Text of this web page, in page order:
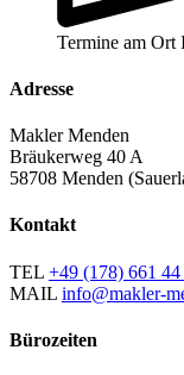
Termine am Ort
Adresse
Makler Menden
Bräukerweg 40 A
58708 Menden
Kontakt
TEL +49 (178) 661 44
MAIL info@makler-
Bürozeiten